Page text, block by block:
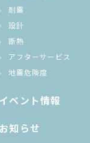
耐震
設計
断熱
アフターサービス
地震危険度
イベント情報
お知らせ